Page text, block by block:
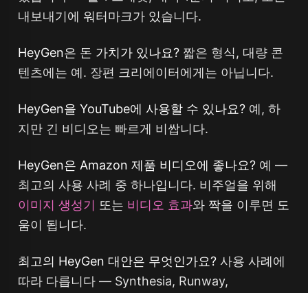
내보내기에 워터마크가 있습니다.
HeyGen은 돈 가치가 있나요?짧은 형식, 대량 콘
텐츠에는 예. 장편 크리에이터에게는 아닙니다.
HeyGen을 YouTube에 사용할 수 있나요?예, 하
지만 긴 비디오는 빠르게 비쌉니다.
HeyGen은 Amazon 제품 비디오에 좋나요?예 —
최고의 사용 사례 중 하나입니다. 비주얼을 위해
이미지 생성기 또는 비디오 효과와 짝을 이루면 도
움이 됩니다.
최고의 HeyGen 대안은 무엇인가요?사용 사례에
따라 다릅니다 — Synthesia, Runway,